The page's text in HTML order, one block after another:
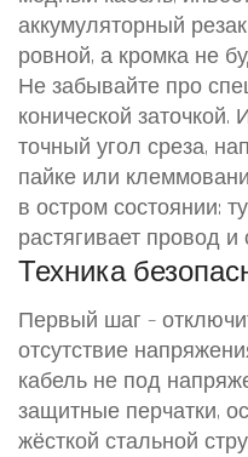
аккумуляторный
ровной, а кромка не
Не забывайте про
конической заточкой.
точный угол среза,
пайке или
в остром состоянии:
растягивает провод и
Техника
Первый шаг –
отсутствие
кабель не под
защитные перчатки,
жёсткой стальной